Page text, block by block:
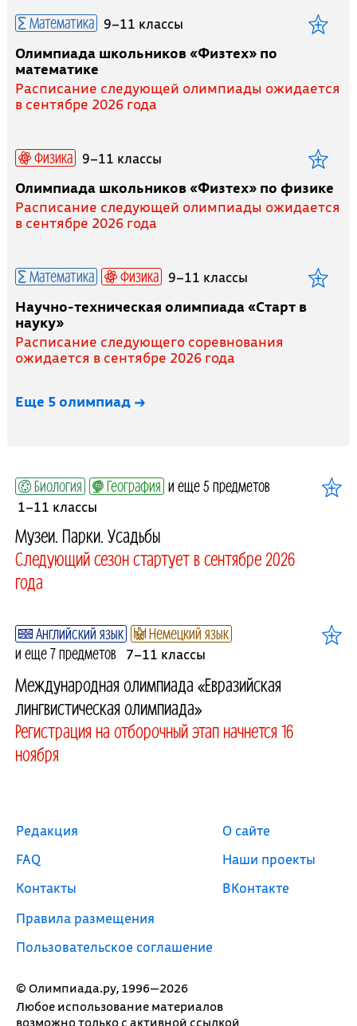
Математика 9–11 классы
Олимпиада школьников «Физтех» по
математике
Расписание следующей олимпиады ожидается
в сентябре 2026 года
Физика 9–11 классы
Олимпиада школьников «Физтех» по физике
Расписание следующей олимпиады ожидается
в сентябре 2026 года
Математика Физика 9–11 классы
Научно-техническая олимпиада «Старт в
науку»
Расписание следующего соревнования
ожидается в сентябре 2026 года
Еще 5 олимпиад →
Биология География и еще 5 предметов
1–11 классы
Музеи. Парки. Усадьбы
Следующий сезон стартует в сентябре 2026
года
Английский язык
Немецкий язык
и еще 7 предметов 7–11 классы
Международная олимпиада «Евразийская
лингвистическая олимпиада»
Регистрация на отборочный этап начнется 16
ноября
© Олимпиада.ру, 1996—2026
Любое использование материалов
возможно только с активной ссылкой
Редакция
FAQ
Контакты
Правила размещения
Пользовательское соглашение
О сайте
Наши проекты
ВКонтакте